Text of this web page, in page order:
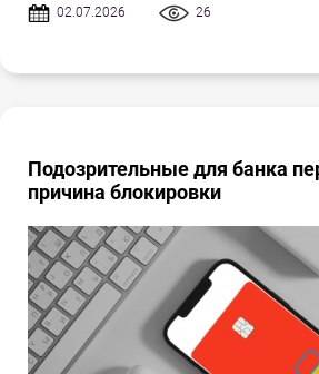
02.07.2026 26
Подозрительные для банка
причина блокировки